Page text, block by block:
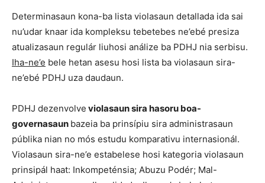
Determinasaun kona-ba lista violasaun detallada ida sai
nu’udar knaar ida kompleksu tebetebes ne’ebé presiza
atualizasaun regulár liuhosi análize ba PDHJ nia serbisu.
Iha-ne’e bele hetan asesu hosi lista ba violasaun sira-
ne’ebé PDHJ uza daudaun.
PDHJ dezenvolve violasaun sira hasoru boa-
governasaun bazeia ba prinsípiu sira administrasaun
públika nian no mós estudu komparativu internasionál.
Violasaun sira-ne’e estabelese hosi kategoria violasaun
prinsipál haat: Inkompeténsia; Abuzu Podér; Mal-